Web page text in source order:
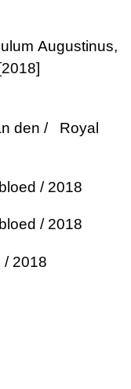
Augustinus,
den / Royal
/ 2018
/ 2018
/ 2018